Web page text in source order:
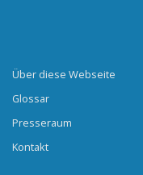
Über diese Webseite
Glossar
Presseraum
Kontakt